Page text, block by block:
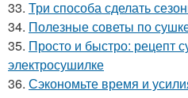
33. Три способа сделать
34. Полезные советы по
35. Просто и быстро: рецепт
электросушилке
36. Сэкономьте время и